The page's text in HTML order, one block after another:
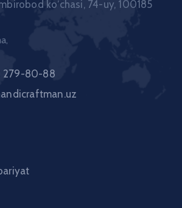
koʼchasi, 74-uy, 100185
279-80-88